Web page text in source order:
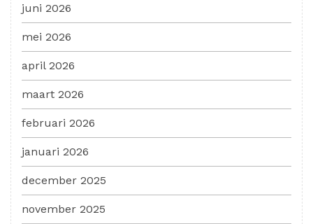
juni 2026
mei 2026
april 2026
maart 2026
februari 2026
januari 2026
december 2025
november 2025